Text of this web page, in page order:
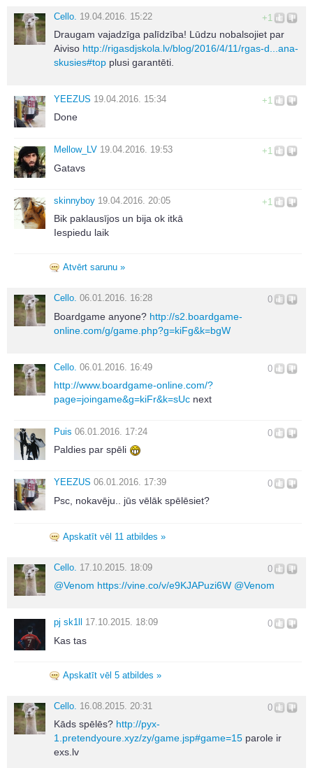
+1
Cello. 19.04.2016. 15:22
Draugam vajadzīga palīdzība! Lūdzu nobalsojiet par
Aiviso http://rigasdjskola.lv/blog/2016/4/11/rgas-d...ana-
skusies#top plusi garantēti.
+1
YEEZUS 19.04.2016. 15:34
Done
+1
Mellow_LV 19.04.2016. 19:53
Gatavs
+1
skinnyboy 19.04.2016. 20:05
Bik paklausījos un bija ok itkā
Iespiedu laik
Atvērt sarunu »
0
Cello. 06.01.2016. 16:28
Boardgame anyone? http://s2.boardgame-
online.com/g/game.php?g=kiFg&k=bgW
0
Cello. 06.01.2016. 16:49
http://www.boardgame-online.com/?
page=joingame&g=kiFr&k=sUc next
0
Puis 06.01.2016. 17:24
Paldies par spēli
0
YEEZUS 06.01.2016. 17:39
Psc, nokavēju.. jūs vēlāk spēlēsiet?
Apskatīt vēl 11 atbildes »
0
Cello. 17.10.2015. 18:09
@Venom https://vine.co/v/e9KJAPuzi6W @Venom
0
pj sk1ll 17.10.2015. 18:09
Kas tas
Apskatīt vēl 5 atbildes »
0
Cello. 16.08.2015. 20:31
Kāds spēlēs? http://pyx-
1.pretendyoure.xyz/zy/game.jsp#game=15 parole ir
exs.lv